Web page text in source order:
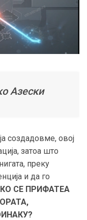
Азески
создадовме, овој
затоа што
преку
и да го
СЕ ПРИФАТЕА